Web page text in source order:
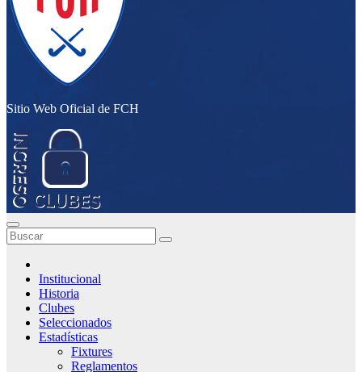
Sitio Web Oficial de FCH
Institucional
Historia
Clubes
Seleccionados
Estadísticas
Fixtures
Reglamentos